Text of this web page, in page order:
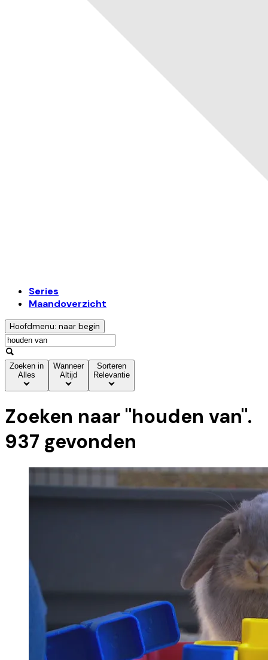
Series
Maandoverzicht
Hoofdmenu: naar begin
Zoeken in
Alles
Wanneer
Altijd
Sorteren
Relevantie
Zoeken naar "houden van".
937 gevonden